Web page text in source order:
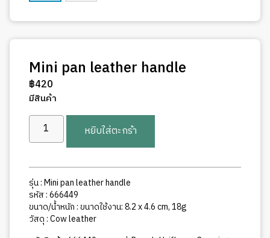
Mini pan leather handle
฿420
มีสินค้า
จำนวน
Mini
leather
handle
ชิ้น
หยิบใส่ตะกร้า
รุ่น : Mini pan leather handle
รหัส : 666449
ขนาด/น้ำหนัก : ขนาดใช้งาน: 8.2 x 4.6 cm, 18g
วัสดุ : Cow leather